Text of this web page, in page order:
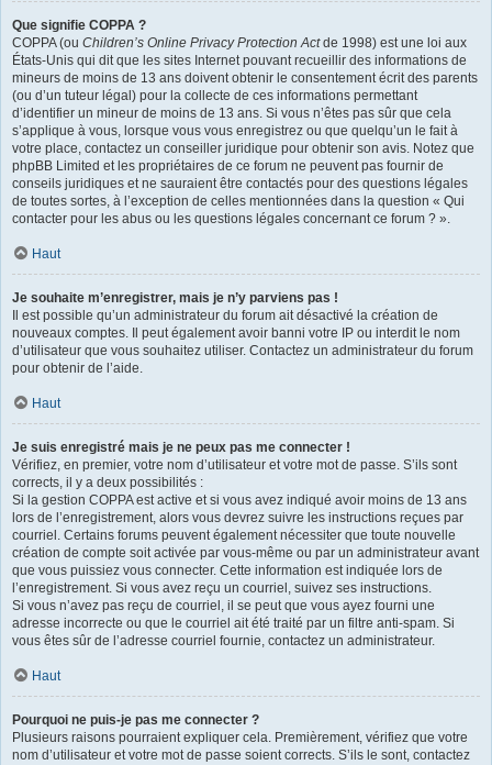
Que signifie COPPA ?
COPPA (ou Children’s Online Privacy Protection Actde 1998) est une loi aux
États-Unis qui dit que les sites Internet pouvant recueillir des informations de
mineurs de moins de 13 ans doivent obtenir le consentement écrit des parents
(ou d’un tuteur légal) pour la collecte de ces informations permettant
d’identifier un mineur de moins de 13 ans. Si vous n’êtes pas sûr que cela
s’applique à vous, lorsque vous vous enregistrez ou que quelqu’un le fait à
votre place, contactez un conseiller juridique pour obtenir son avis. Notez que
phpBB Limited et les propriétaires de ce forum ne peuvent pas fournir de
conseils juridiques et ne sauraient être contactés pour des questions légales
de toutes sortes, à l’exception de celles mentionnées dans la question « Qui
contacter pour les abus ou les questions légales concernant ce forum ? ».
Haut
Je souhaite m’enregistrer, mais je n’y parviens pas !
Il est possible qu’un administrateur du forum ait désactivé la création de
nouveaux comptes. Il peut également avoir banni votre IP ou interdit le nom
d’utilisateur que vous souhaitez utiliser. Contactez un administrateur du forum
pour obtenir de l’aide.
Haut
Je suis enregistré mais je ne peux pas me connecter !
Vérifiez, en premier, votre nom d’utilisateur et votre mot de passe. S’ils sont
corrects, il y a deux possibilités :
Si la gestion COPPA est active et si vous avez indiqué avoir moins de 13 ans
lors de l’enregistrement, alors vous devrez suivre les instructions reçues par
courriel. Certains forums peuvent également nécessiter que toute nouvelle
création de compte soit activée par vous-même ou par un administrateur avant
que vous puissiez vous connecter. Cette information est indiquée lors de
l’enregistrement. Si vous avez reçu un courriel, suivez ses instructions.
Si vous n’avez pas reçu de courriel, il se peut que vous ayez fourni une
adresse incorrecte ou que le courriel ait été traité par un filtre anti-spam. Si
vous êtes sûr de l’adresse courriel fournie, contactez un administrateur.
Haut
Pourquoi ne puis-je pas me connecter ?
Plusieurs raisons pourraient expliquer cela. Premièrement, vérifiez que votre
nom d’utilisateur et votre mot de passe soient corrects. S’ils le sont, contactez